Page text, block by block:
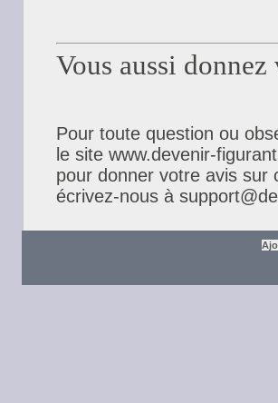
Vous aussi
Pour toute question ou
le site www.devenir-
pour donner votre avis sur
écrivez-nous à